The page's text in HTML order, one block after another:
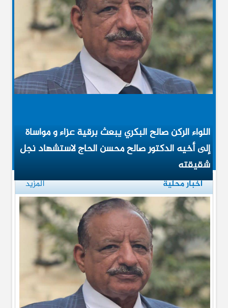
اللواء الركن صالح البكري يبعث برقية عزاء و مواساة
إلى أخيه الدكتور صالح محسن الحاج لاستشهاد نجل
شقيقته
.
.
.
.
.
.
.
.
.
.
.
.
.
.
. أخبار محلية المزيد